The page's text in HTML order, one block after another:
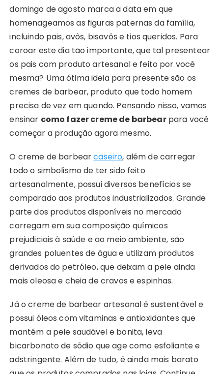
domingo de agosto marca a data em que
homenageamos as figuras paternas da família,
incluindo pais, avôs, bisavôs e tios queridos. Para
coroar este dia tão importante, que tal presentear
os pais com produto artesanal e feito por você
mesma? Uma ótima ideia para presente são os
cremes de barbear, produto que todo homem
precisa de vez em quando. Pensando nisso, vamos
ensinar como fazer creme de barbearpara você
começar a produção agora mesmo.
O creme de barbearcaseiro, além de carregar
todo o simbolismo de ter sido feito
artesanalmente, possui diversos benefícios se
comparado aos produtos industrializados. Grande
parte dos produtos disponíveis no mercado
carregam em sua composição químicos
prejudiciais à saúde e ao meio ambiente, são
grandes poluentes de água e utilizam produtos
derivados do petróleo, que deixam a pele ainda
mais oleosa e cheia de cravos e espinhas.
Já o creme de barbear artesanal é sustentável e
possui óleos com vitaminas e antioxidantes que
mantém a pele saudável e bonita, leva
bicarbonato de sódio que age como esfoliante e
adstringente. Além de tudo, é ainda mais barato